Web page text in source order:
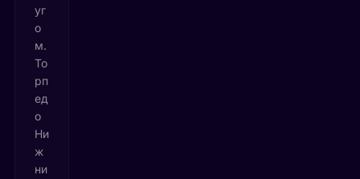
уг
о
м.
То
рп
ед
о
Ни
ж
ни